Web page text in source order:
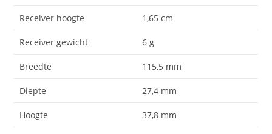
Receiver hoogte 1,65 cm
Receiver gewicht 6 g
Breedte 115,5 mm
Diepte 27,4 mm
Hoogte 37,8 mm